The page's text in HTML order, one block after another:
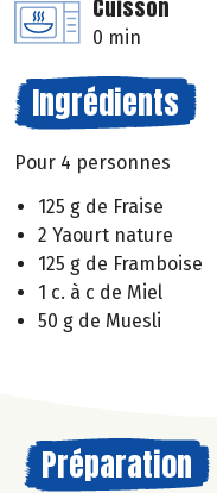
Cuisson
0 min
Ingrédients
Pour 4 personnes
125 g de Fraise
2 Yaourt nature
125 g de Framboise
1 c. à c de Miel
50 g de Muesli
Préparation